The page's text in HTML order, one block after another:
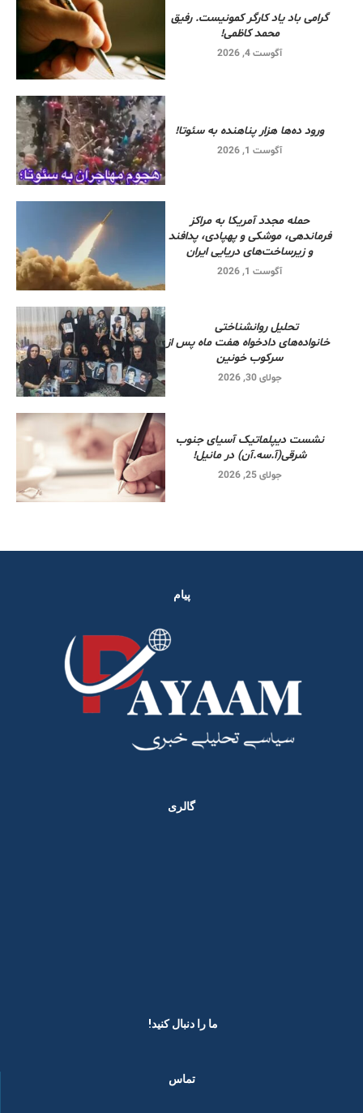
گرامی باد یاد کارگر کمونیست. رفیق
محمد کاظمی!
آگوست 4, 2026
ورود ده‌ها هزار پناهنده به سئوتا!
آگوست 1, 2026
حمله مجدد آمریکا به مراکز
فرماندهی، موشکی و پهپادی، پدافند
و زیرساخت‌های دریایی ایران
آگوست 1, 2026
تحلیل روانشناختی
خانواده‌های دادخواه هفت ماه پس از
سرکوب خونین
جولای 30, 2026
نشست دیپلماتیک آسیای جنوب
شرقی‌(آ.سه.آن) در مانیل!
جولای 25, 2026
پیام
گالری
ما را دنبال کنید! ​
تماس